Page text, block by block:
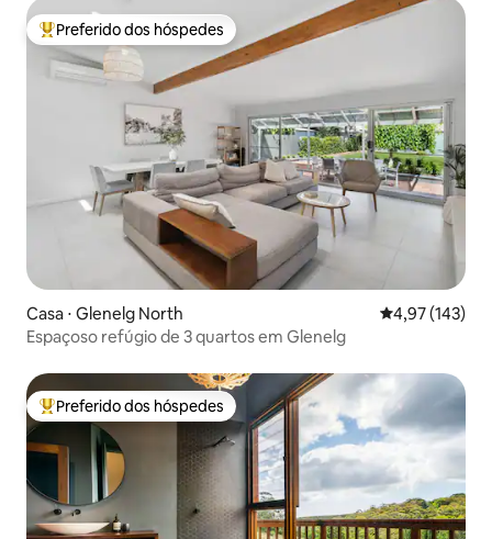
Entre os melhores preferidos dos hóspedes
Preferido dos hóspedes
Casa ⋅ Glenelg North 4,97 de uma
4,97 (143)
Espaçoso refúgio de 3 quartos em Glenelg
Entre os melhores preferidos dos hóspedes
Preferido dos hóspedes